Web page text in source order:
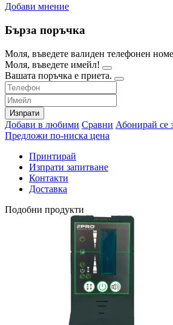
Добави мнение
Бърза поръчка
Моля, въведете валиден телефонен
Моля, въведете имейл!
Вашата поръчка е приета.
Изпрати
Добави в любими Сравни Абонирай се
Предложи по-ниска цена
Принтирай
Изпрати запитване
Контакти
Доставка
Подобни продукти